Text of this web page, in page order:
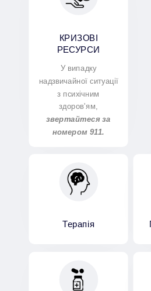
КРИЗОВІ
РЕСУРСИ
У випадку
надзвичайної ситуації
з психічним
здоров'ям,
звертайтеся за
номером 911.
Терапія